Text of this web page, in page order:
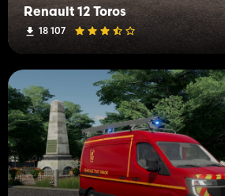
Renault 12 Toros
18 107